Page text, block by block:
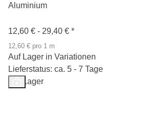
Aluminium
12,60 € - 29,40 € *
12,60 € pro 1 m
Auf Lager in Variationen
Lieferstatus: ca. 5 - 7 Tage
Auf Lager